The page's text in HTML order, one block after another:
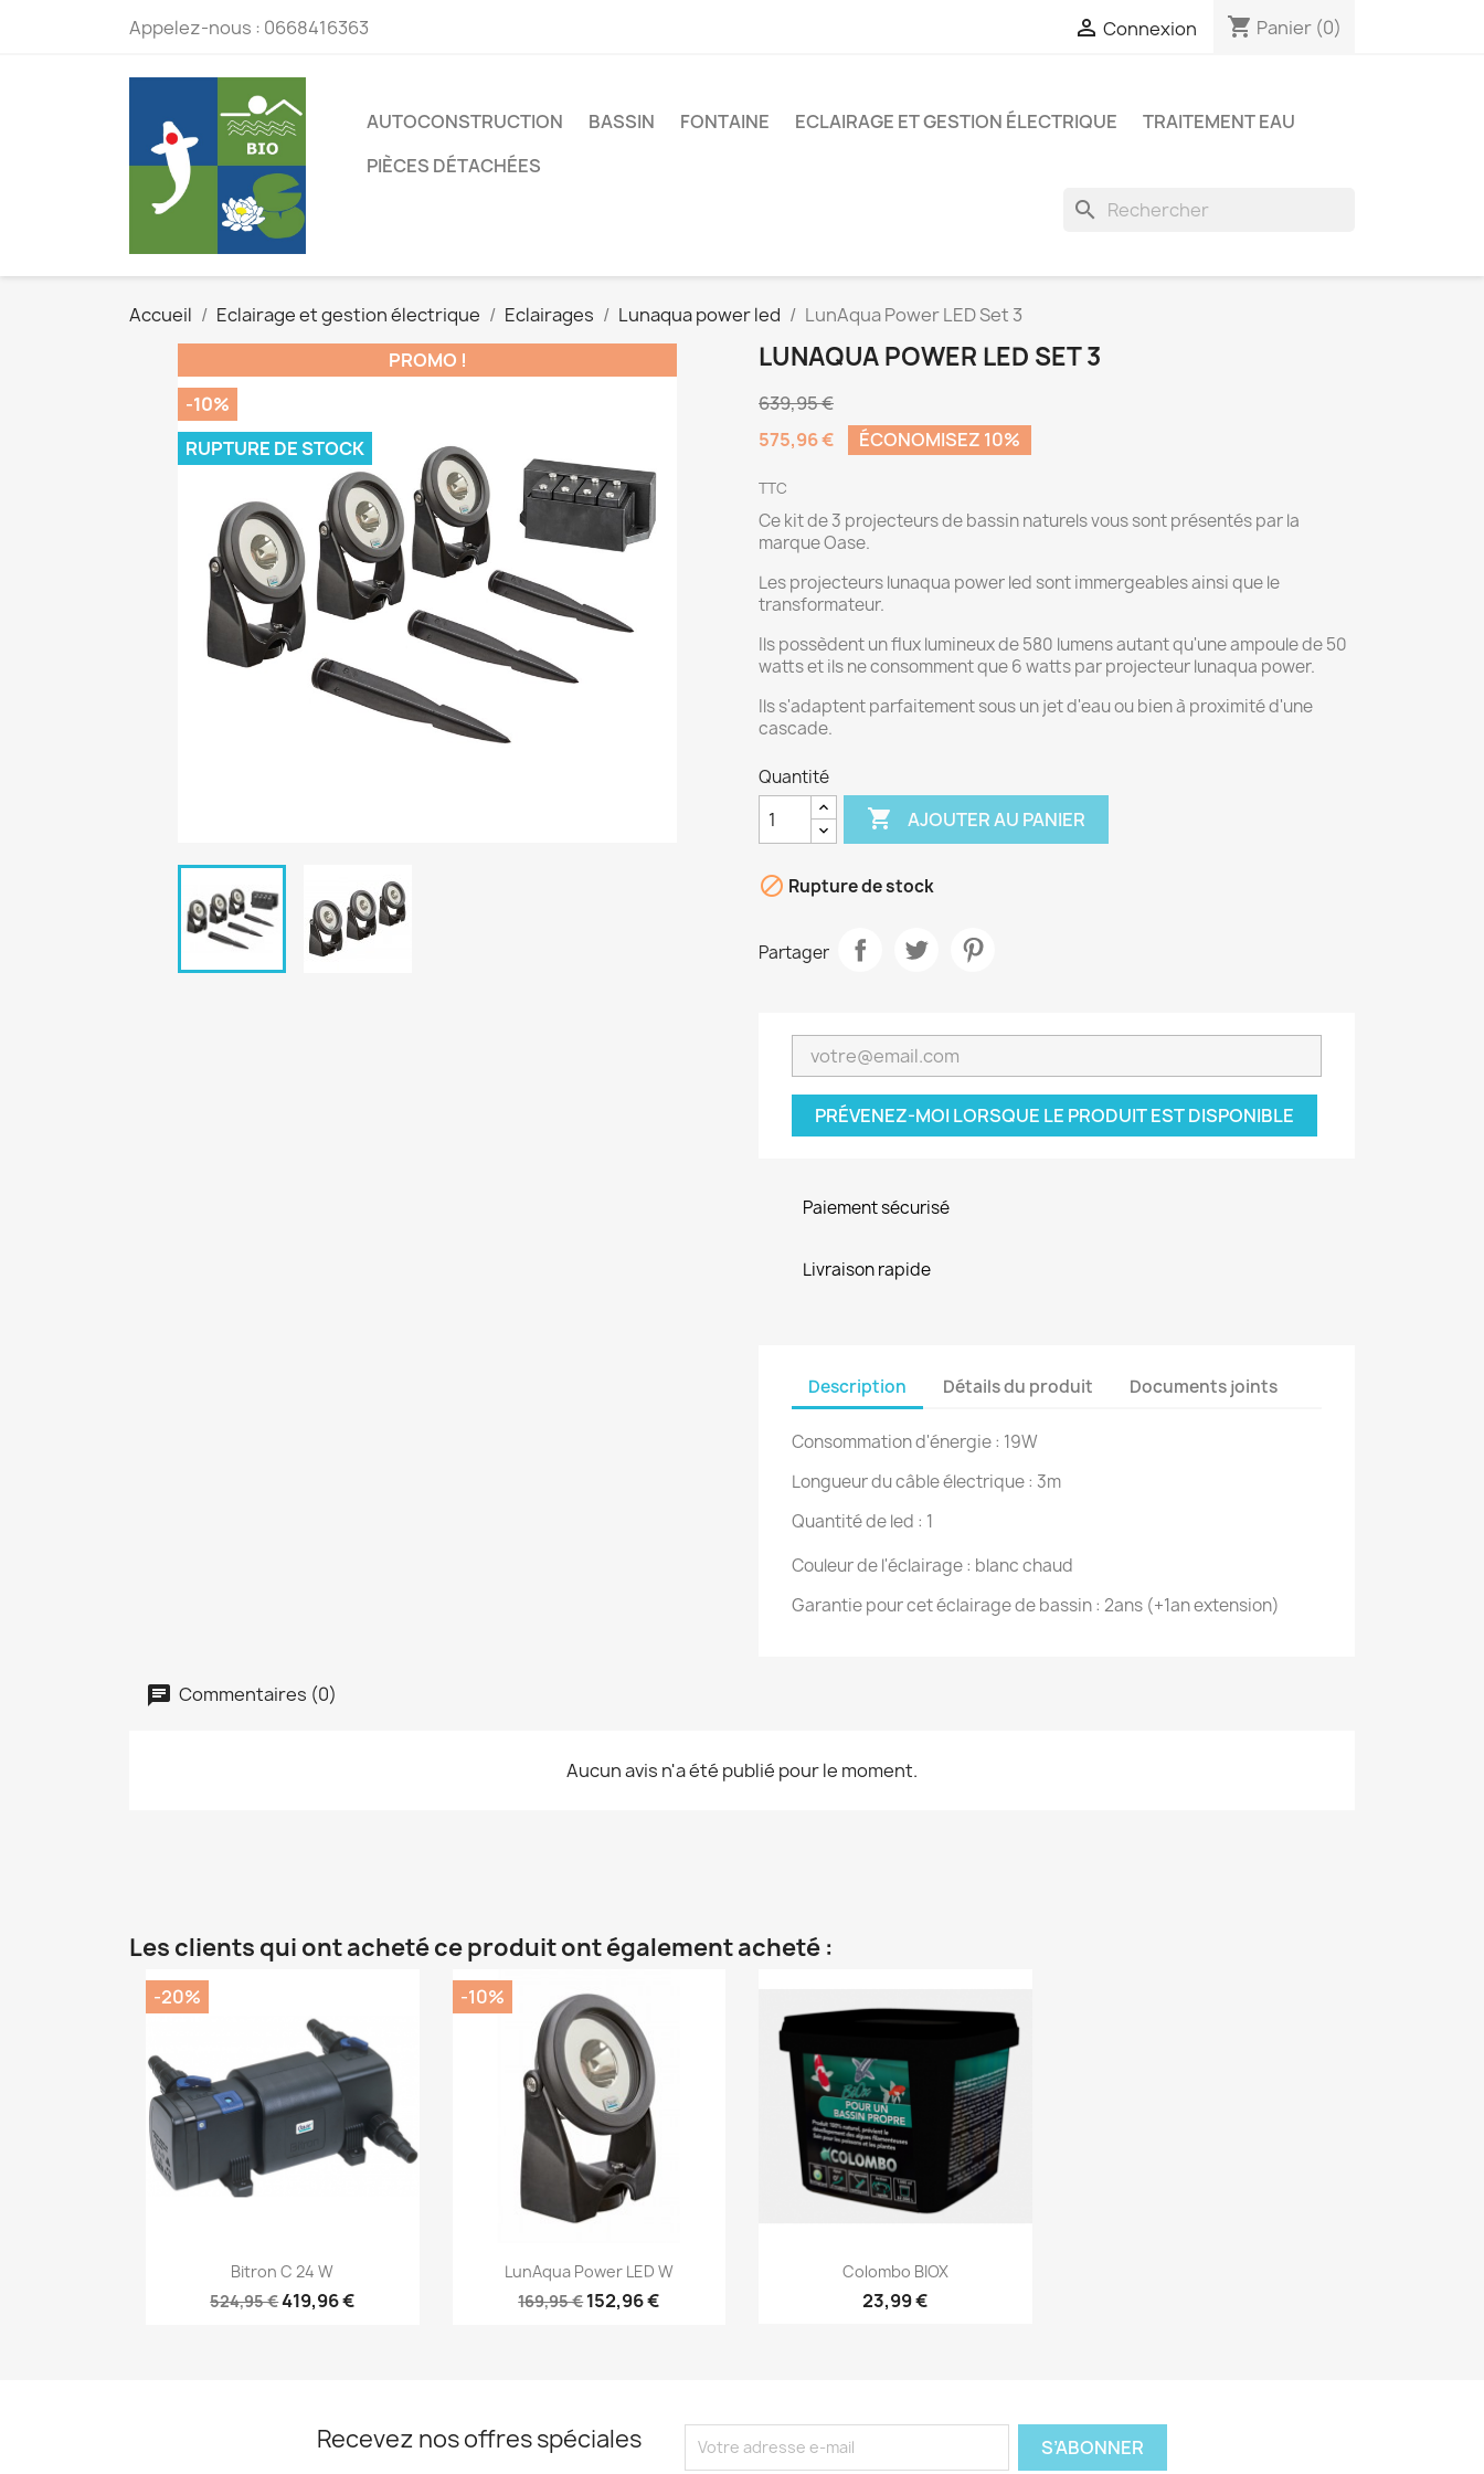
Appelez-nous : 0668416363  Connexion shopping_cart Panier (0)
AUTOCONSTRUCTION BASSIN FONTAINE ECLAIRAGE ET GESTION ÉLECTRIQUE
TRAITEMENT EAU
PIÈCES DÉTACHÉES
search
Accueil Eclairage et gestion électrique Eclairages Lunaqua power led
LunAqua Power LED Set 3
PROMO !
-10%
RUPTURE DE STOCK
LUNAQUA POWER LED SET 3
639,95 €
575,96 €
ÉCONOMISEZ 10%
TTC
Ce kit de 3 projecteurs de bassin naturels vous sont présentés par la
marque Oase.
Les projecteurs lunaqua power led sont immergeables ainsi que le
transformateur.
Ils possèdent un flux lumineux de 580 lumens autant qu'une ampoule de 50
watts et ils ne consomment que 6 watts par projecteur lunaqua power.
Ils s'adaptent parfaitement sous un jet d'eau ou bien à proximité d'une
cascade.
Quantité
 AJOUTER AU PANIER
 Rupture de stock
Partager
PRÉVENEZ-MOI LORSQUE LE PRODUIT EST DISPONIBLE
Paiement sécurisé
Livraison rapide
Description Détails du produit Documents joints
Consommation d'énergie : 19W
Longueur du câble électrique : 3m
Quantité de led : 1
Couleur de l'éclairage : blanc chaud
Garantie pour cet éclairage de bassin : 2ans (+1an extension)
Commentaires (0)
Aucun avis n'a été publié pour le moment.
Les clients qui ont acheté ce produit ont également acheté :
Aperçu rapide
Bitron C 24 W
524,95 €419,96 €
-20%
Aperçu rapide
LunAqua Power LED W
169,95 €152,96 €
-10%
Aperçu rapide
Colombo BIOX
23,99 €
Recevez nos offres spéciales